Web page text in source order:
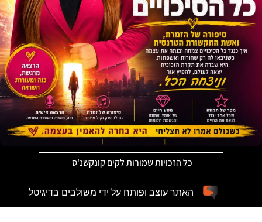
כל הזכויות שמורות לקים קונקשנ'ס
האתר עוצב ופותח על ידי משולבים בדיגיטל